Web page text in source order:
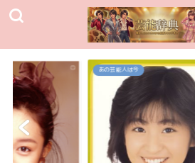
80`90's名曲セレクション